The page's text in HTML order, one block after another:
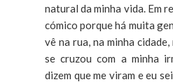
natural da minha vida. Em
cómico porque há muita
vê na rua, na minha
se cruzou com a minha
dizem que me viram e eu